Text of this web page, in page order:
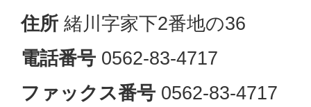
住所 緒川字家下2番地の36
電話番号 0562-83-4717
ファックス番号 0562-83-4717